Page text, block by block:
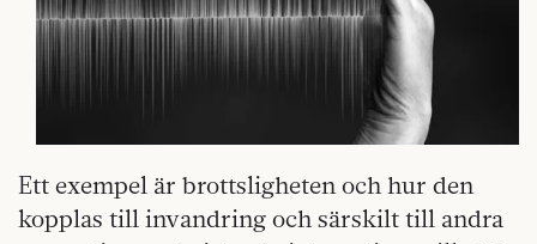
Ett exempel är brottsligheten och hur den
kopplas till invandring och särskilt till andra